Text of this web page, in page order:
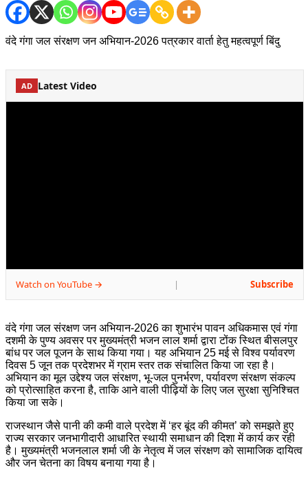
वंदे गंगा जल संरक्षण जन अभियान-2026 पत्रकार वार्ता हेतु महत्वपूर्ण बिंदु
AD Latest Video
Watch on YouTube → | Subscribe
वंदे गंगा जल संरक्षण जन अभियान-2026 का शुभारंभ पावन अधिकमास एवं गंगा
दशमी के पुण्य अवसर पर मुख्यमंत्री भजन लाल शर्मा द्वारा टोंक स्थित बीसलपुर
बांध पर जल पूजन के साथ किया गया। यह अभियान 25 मई से विश्व पर्यावरण
दिवस 5 जून तक प्रदेशभर में ग्राम स्तर तक संचालित किया जा रहा है।
अभियान का मूल उद्देश्य जल संरक्षण, भू-जल पुनर्भरण, पर्यावरण संरक्षण संकल्प
को प्रोत्साहित करना है, ताकि आने वाली पीढ़ियों के लिए जल सुरक्षा सुनिश्चित
किया जा सके।
राजस्थान जैसे पानी की कमी वाले प्रदेश में ‘हर बूंद की कीमत’ को समझते हुए
राज्य सरकार जनभागीदारी आधारित स्थायी समाधान की दिशा में कार्य कर रही
है। मुख्यमंत्री भजनलाल शर्मा जी के नेतृत्व में जल संरक्षण को सामाजिक दायित्व
और जन चेतना का विषय बनाया गया है।